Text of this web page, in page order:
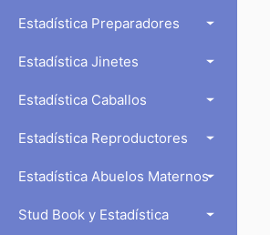
Estadística Preparadores
Estadística Jinetes
Estadística Caballos
Estadística Reproductores
Estadística Abuelos Maternos
Stud Book y Estadística